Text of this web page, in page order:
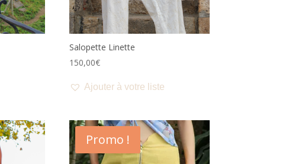
Salopette Linette
150,00€
Ajouter à votre liste
Promo !